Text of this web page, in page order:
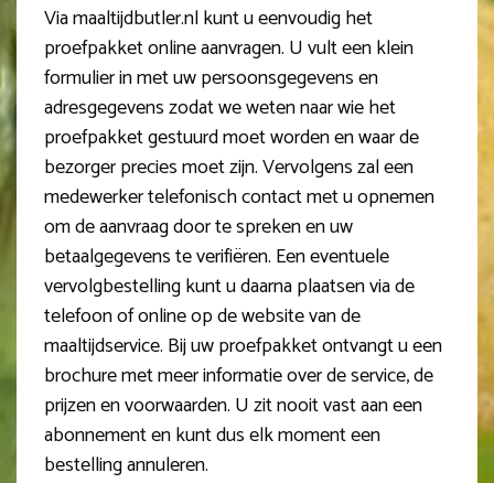
Via maaltijdbutler.nl kunt u eenvoudig het
proefpakket online aanvragen. U vult een klein
formulier in met uw persoonsgegevens en
adresgegevens zodat we weten naar wie het
proefpakket gestuurd moet worden en waar de
bezorger precies moet zijn. Vervolgens zal een
medewerker telefonisch contact met u opnemen
om de aanvraag door te spreken en uw
betaalgegevens te verifiëren. Een eventuele
vervolgbestelling kunt u daarna plaatsen via de
telefoon of online op de website van de
maaltijdservice. Bij uw proefpakket ontvangt u een
brochure met meer informatie over de service, de
prijzen en voorwaarden. U zit nooit vast aan een
abonnement en kunt dus elk moment een
bestelling annuleren.